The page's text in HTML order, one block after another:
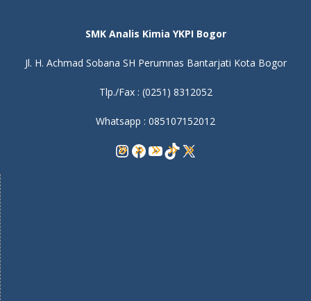
SMK Analis Kimia YKPI Bogor
Jl. H. Achmad Sobana SH Perumnas Bantarjati Kota Bogor
Tlp./Fax : (0251) 8312052
Whatsapp : 085107152012
Instagram
Facebook
YouTube
TikTok
X